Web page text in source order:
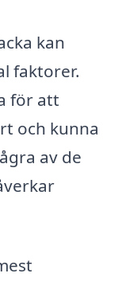
kan
faktorer.
för att
och kunna
av de